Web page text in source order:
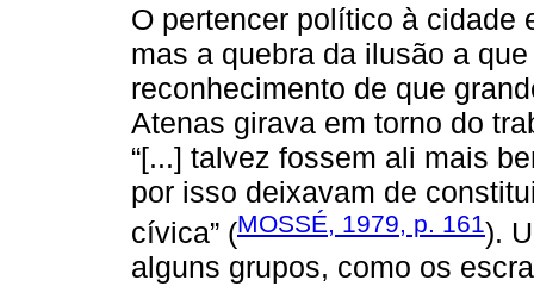
O pertencer político à cidade
mas a quebra da ilusão a
reconhecimento de que
Atenas girava em torno do
“[...] talvez fossem ali mais
por isso deixavam de
cívica” (MOSSÉ, 1979, p. 161).
alguns grupos, como os